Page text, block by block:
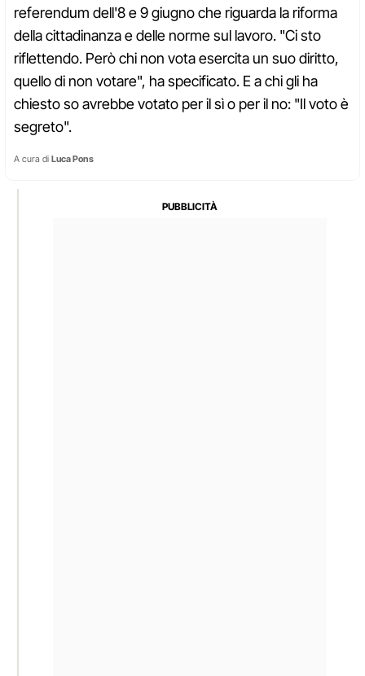
referendum dell'8 e 9 giugno che riguarda la riforma
della cittadinanza e delle norme sul lavoro. "Ci sto
riflettendo. Però chi non vota esercita un suo diritto,
quello di non votare", ha specificato. E a chi gli ha
chiesto so avrebbe votato per il sì o per il no: "Il voto è
segreto".
A cura di Luca Pons